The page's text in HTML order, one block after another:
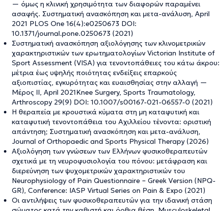
— όμως η κλινική χρησιμότητα των διαφορών παραμένει
ασαφής. Συστηματική ανασκόπηση και μετα-ανάλυση, April
2021 PLOS One 16(4):e0250673 DOI:
10.1371/journal.pone.0250673 (2021)
Συστηματική ανασκόπηση αξιολόγησης των κλινομετρικών
χαρακτηριστικών των ερωτηματολογίων Victorian Institute of
Sport Assessment (VISA) για τενοντοπάθειες του κάτω άκρου:
μέτρια έως υψηλής ποιότητας ενδείξεις επαρκούς
αξιοπιστίας, εγκυρότητας και ευαισθησίας στην αλλαγή —
Μέρος II, April 2021Knee Surgery, Sports Traumatology,
Arthroscopy 29(9) DOI: 10.1007/s00167-021-06557-0 (2021)
Η θεραπεία με κρουστικά κύματα στη μη καταφυτική και
καταφυτική τενοντοπάθεια του Αχιλλείου τένοντα: οριστική
απάντηση; Συστηματική ανασκόπηση και μετα-ανάλυση,
Journal of Orthopaedic and Sports Physical Therapy (2026)
Αξιολόγηση των γνώσεων των Ελλήνων φυσικοθεραπευτών
σχετικά με τη νευροφυσιολογία του πόνου: μετάφραση και
διερεύνηση των ψυχομετρικών χαρακτηριστικών του
Neurophysiology of Pain Questionnaire – Greek Version (NPQ-
GR), Conference: IASP Virtual Series on Pain & Expo (2021)
Οι αντιλήψεις των φυσικοθεραπευτών για την ιδανική στάση